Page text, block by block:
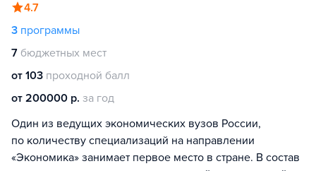
4.7
3 программы
7 бюджетных мест
от 103 проходной балл
от 200000 р. за год
Один из ведущих экономических вузов России,
по количеству специализаций на направлении
«Экономика» занимает первое место в стране. В состав